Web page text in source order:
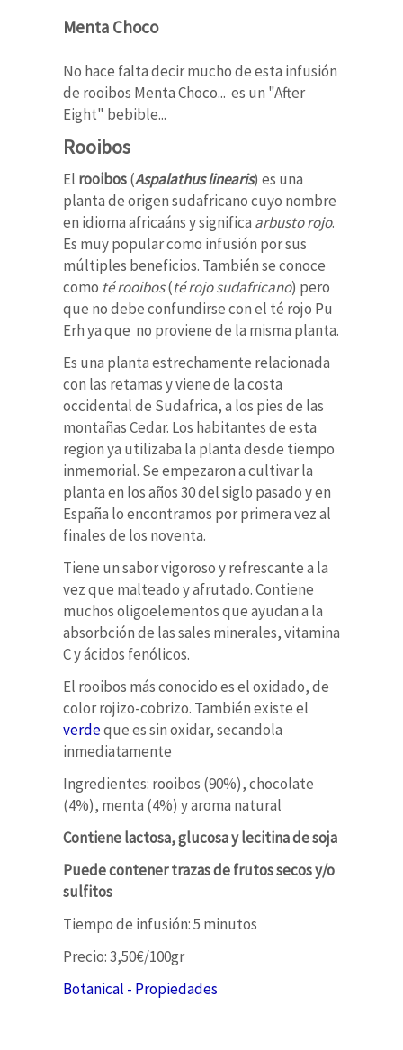
Menta Choco
No hace falta decir mucho de esta infusión
de rooibos Menta Choco... es un "After
Eight" bebible...
Rooibos
El rooibos(Aspalathus linearis) es una
planta de origen sudafricano cuyo nombre
en idioma africaáns y significa arbusto rojo.
Es muy popular como infusión por sus
múltiples beneficios. También se conoce
como té rooibos(té rojo sudafricano) pero
que no debe confundirse con el té rojo Pu
Erh ya que no proviene de la misma planta.
Es una planta estrechamente relacionada
con las retamas y viene de la costa
occidental de Sudafrica, a los pies de las
montañas Cedar. Los habitantes de esta
region ya utilizaba la planta desde tiempo
inmemorial. Se empezaron a cultivar la
planta en los años 30 del siglo pasado y en
España lo encontramos por primera vez al
finales de los noventa.
Tiene un sabor vigoroso y refrescante a la
vez que malteado y afrutado. Contiene
muchos oligoelementos que ayudan a la
absorbción de las sales minerales, vitamina
C y ácidos fenólicos.
El rooibos más conocido es el oxidado, de
color rojizo-cobrizo. También existe el
verdeque es sin oxidar, secandola
inmediatamente
Ingredientes: rooibos (90%), chocolate
(4%), menta (4%) y aroma natural
Contiene lactosa, glucosa y lecitina de soja
Puede contener trazas de frutos secos y/o
sulfitos
Tiempo de infusión: 5 minutos
Precio: 3,50€/100gr
Botanical - Propiedades